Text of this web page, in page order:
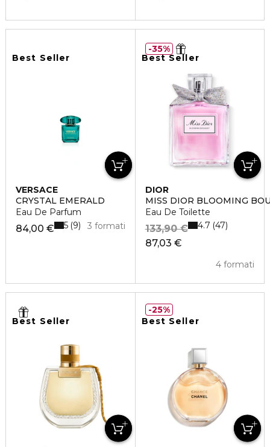
Best Seller
VERSACE
CRYSTAL EMERALD
Eau De Parfum
84,00 € 3 formati
5 9
Best Seller
DIOR
MISS DIOR BLOOMING
Eau De Toilette
87,03 €
133,90 €
4 formati
4.7 47
35%
Best Seller Best Seller
25%